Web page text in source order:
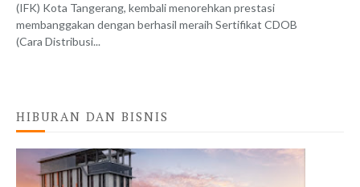
(IFK) Kota Tangerang, kembali menorehkan prestasi
membanggakan dengan berhasil meraih Sertifikat CDOB
(Cara Distribusi...
HIBURAN DAN BISNIS